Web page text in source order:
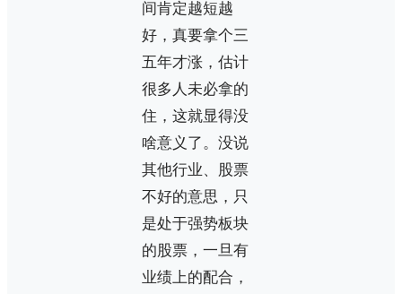
间肯定越短越
好，真要拿个三
五年才涨，估计
很多人未必拿的
住，这就显得没
啥意义了。没说
其他行业、股票
不好的意思，只
是处于强势板块
的股票，一旦有
业绩上的配合，